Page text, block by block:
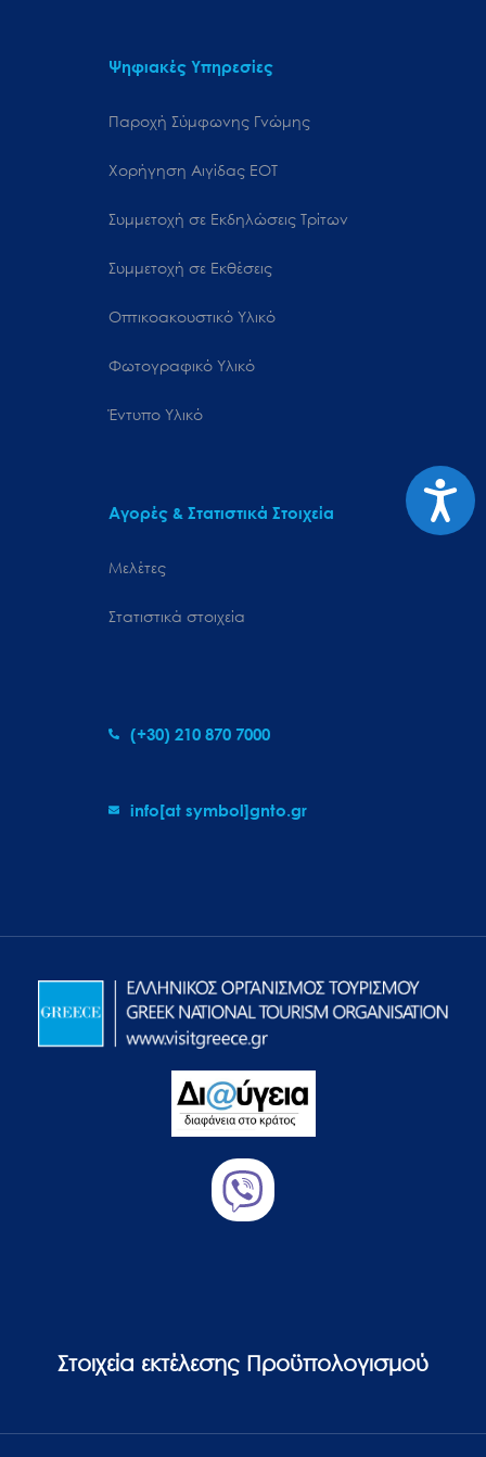
Ψηφιακές Υπηρεσίες
Παροχή Σύμφωνης Γνώμης
Χορήγηση Αιγίδας ΕΟΤ
Συμμετοχή σε Εκδηλώσεις Τρίτων
Συμμετοχή σε Εκθέσεις
Οπτικοακουστικό Υλικό
Φωτογραφικό Υλικό
Έντυπο Υλικό
Αγορές & Στατιστικά Στοιχεία
Μελέτες
Στατιστικά στοιχεία
(+30) 210 870 7000
info[at symbol]gnto.gr
Στοιχεία εκτέλεσης Προϋπολογισμού